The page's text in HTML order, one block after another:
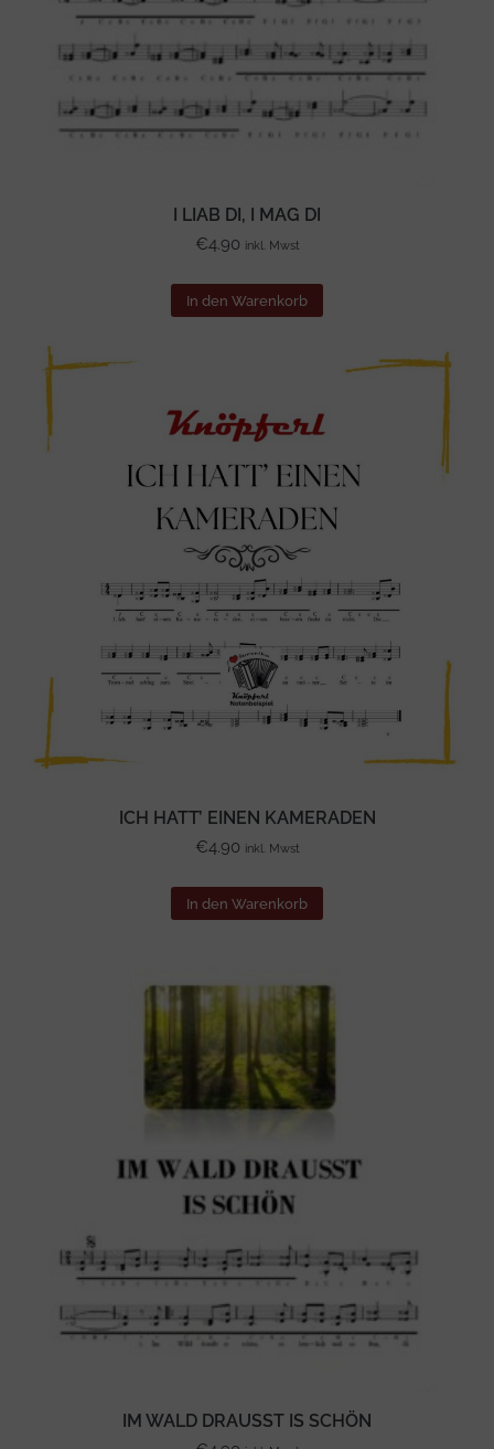
I LIAB DI, I MAG DI
€4.90 inkl. Mwst
In den Warenkorb
ICH HATT’ EINEN KAMERADEN
€4.90 inkl. Mwst
In den Warenkorb
IM WALD DRAUSST IS SCHÖN